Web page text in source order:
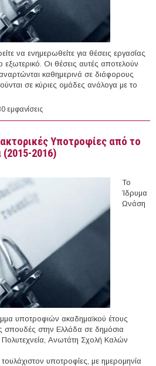
να ενημερωθείτε για θέσεις εργασίας
Οι θέσεις αυτές αποτελούν
καθημερινά σε διάφορους
σε κύριες ομάδες ανάλογα με το
εργασίας σε Διεθνείς Οργανισμούς στο
(19/12/2014)
εμφανίσεις
Υποτροφίες από το
2016)
Το
Ίδρυμα
Ωνάση
υποτροφιών ακαδημαϊκού έτους
σπουδές στην Ελλάδα σε δημόσια
Πολυτεχνεία, Ανωτάτη Σχολή Καλών
υποτροφίες, με ημερομηνία